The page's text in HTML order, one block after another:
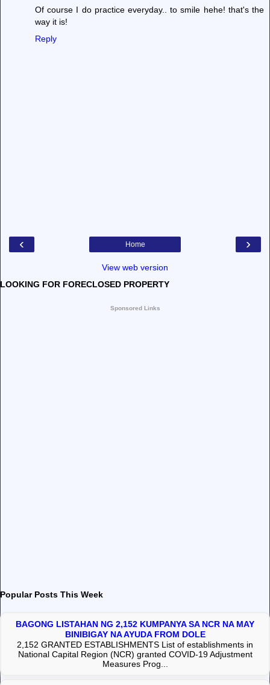
Of course I do practice everyday.. to smile hehe! that's the
way it is!
Reply
‹ ›
Home
View web version
LOOKING FOR FORECLOSED PROPERTY
Sponsored Links
Popular Posts This Week
BAGONG LISTAHAN NG 2,152 KUMPANYA SA NCR NA MAY
BINIBIGAY NA AYUDA FROM DOLE
2,152 GRANTED ESTABLISHMENTS List of establishments in
National Capital Region (NCR) granted COVID-19 Adjustment
Measures Prog...